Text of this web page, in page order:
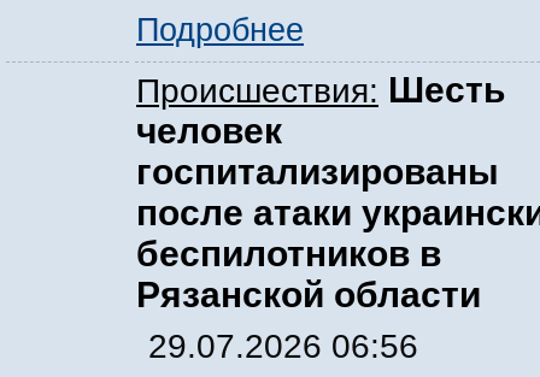
Подробнее
Происшествия: Шесть
человек
госпитализированы
после атаки
беспилотников в
Рязанской области
29.07.2026 06:56